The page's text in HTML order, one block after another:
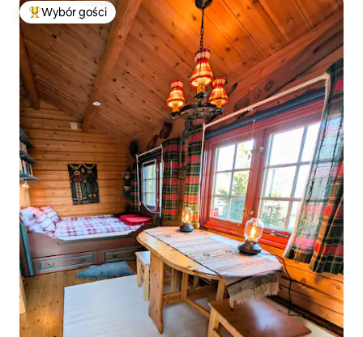
Najpopularniejsze z kategorii Wybór gości
Wybór gości